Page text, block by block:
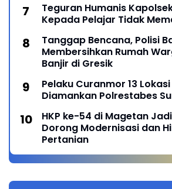
Teguran Humanis
Kepada Pelajar Tidak
Tanggap Bencana, Polisi
Membersihkan Rumah
Banjir di Gresik
Pelaku Curanmor 13
Diamankan Polrestabes
HKP ke-54 di Magetan
Dorong Modernisasi dan
Pertanian